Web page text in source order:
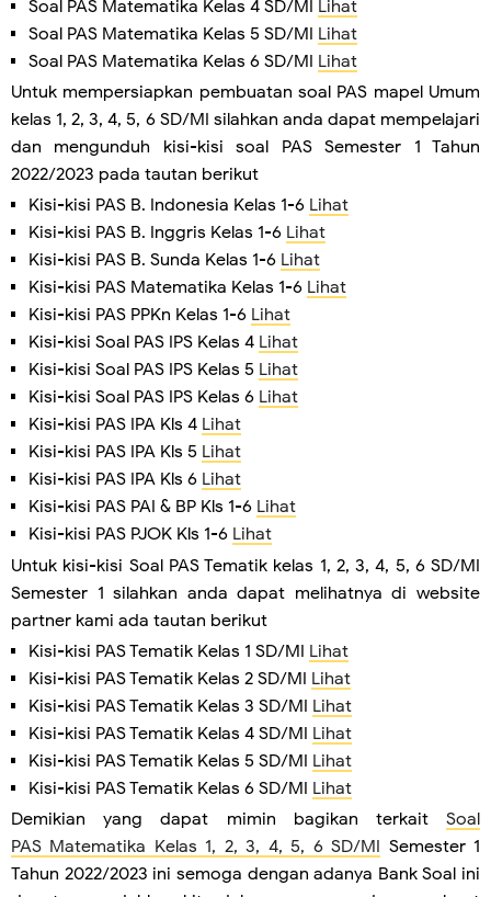
Soal PAS Matematika Kelas 4 SD/MI Lihat
Soal PAS Matematika Kelas 5 SD/MI Lihat
Soal PAS Matematika Kelas 6 SD/MI Lihat
Untuk mempersiapkan pembuatan soal PAS mapel Umum
kelas 1, 2, 3, 4, 5, 6 SD/MI silahkan anda dapat mempelajari
dan mengunduh kisi-kisi soal PAS Semester 1 Tahun
2022/2023 pada tautan berikut
Kisi-kisi PAS B. Indonesia Kelas 1-6 Lihat
Kisi-kisi PAS B. Inggris Kelas 1-6 Lihat
Kisi-kisi PAS B. Sunda Kelas 1-6 Lihat
Kisi-kisi PAS Matematika Kelas 1-6 Lihat
Kisi-kisi PAS PPKn Kelas 1-6 Lihat
Kisi-kisi Soal PAS IPS Kelas 4 Lihat
Kisi-kisi Soal PAS IPS Kelas 5 Lihat
Kisi-kisi Soal PAS IPS Kelas 6 Lihat
Kisi-kisi PAS IPA Kls 4 Lihat
Kisi-kisi PAS IPA Kls 5 Lihat
Kisi-kisi PAS IPA Kls 6 Lihat
Kisi-kisi PAS PAI & BP Kls 1-6 Lihat
Kisi-kisi PAS PJOK Kls 1-6 Lihat
Untuk kisi-kisi Soal PAS Tematik kelas 1, 2, 3, 4, 5, 6 SD/MI
Semester 1 silahkan anda dapat melihatnya di website
partner kami ada tautan berikut
Kisi-kisi PAS Tematik Kelas 1 SD/MI Lihat
Kisi-kisi PAS Tematik Kelas 2 SD/MI Lihat
Kisi-kisi PAS Tematik Kelas 3 SD/MI Lihat
Kisi-kisi PAS Tematik Kelas 4 SD/MI Lihat
Kisi-kisi PAS Tematik Kelas 5 SD/MI Lihat
Kisi-kisi PAS Tematik Kelas 6 SD/MI Lihat
Demikian yang dapat mimin bagikan terkait Soal
PAS Matematika Kelas 1, 2, 3, 4, 5, 6 SD/MI Semester 1
Tahun 2022/2023 ini semoga dengan adanya Bank Soal ini